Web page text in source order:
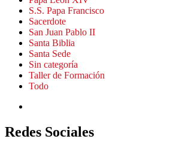
S.S. Papa Francisco
Sacerdote
San Juan Pablo II
Santa Biblia
Santa Sede
Sin categoría
Taller de Formación
Todo
Redes Sociales